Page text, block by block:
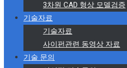
3차원 CAD 형상 모델검증
기술자료
기술자료
사이펀관련 동영상 자료
기술 문의